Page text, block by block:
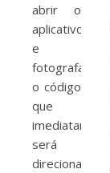
abrir o
aplicativo
e
fotografar
o código
que
imediatamente
será
direcionado